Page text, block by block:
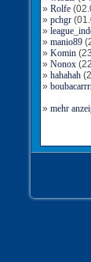
» Rolfe
» pchgr
»
» manio89
» Komin
» Nonox
» hahahah
»
» mehr